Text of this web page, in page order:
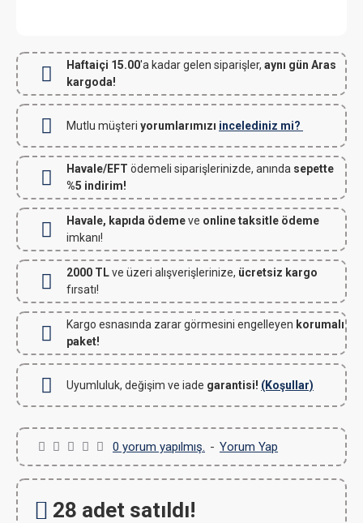
Haftaiçi 15.00'a kadar gelen siparişler, aynı gün Aras
kargoda!
Mutlu müşteri yorumlarımızı incelediniz mi?
Havale/EFT ödemeli siparişlerinizde, anında sepette
%5 indirim!
Havale, kapıda ödemeve online taksitle ödeme
imkanı!
2000 TLve üzeri alışverişlerinize, ücretsiz kargo
fırsatı!
Kargo esnasında zarar görmesini engelleyen korumalı
paket!
Uyumluluk, değişim ve iade garantisi! (Koşullar)
0 yorum yapılmış. - Yorum Yap
28 adet satıldı!